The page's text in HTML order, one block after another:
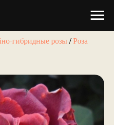
гибридные розы /Роза